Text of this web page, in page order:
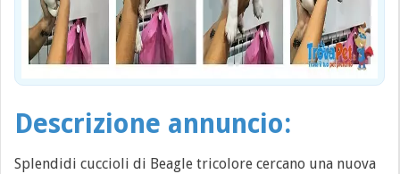
Descrizione annuncio:
Splendidi cuccioli di Beagle tricolore cercano una nuova